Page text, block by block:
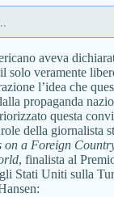
aveva
solo veramente
l’idea che
propaganda
questa
della giornalista
on a Foreign
, finalista al
Stati Uniti sulla